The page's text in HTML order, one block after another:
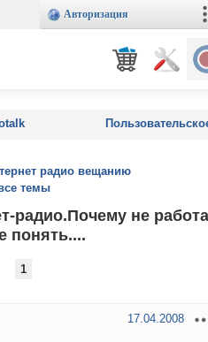
Авторизация
радио вещанию
темы
радио.Почему не
понять....
1
17.04.2008